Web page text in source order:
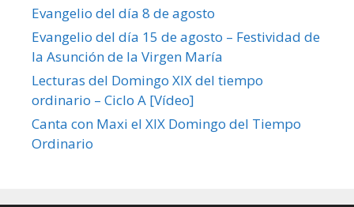
Evangelio del día 8 de agosto
Evangelio del día 15 de agosto – Festividad de
la Asunción de la Virgen María
Lecturas del Domingo XIX del tiempo
ordinario – Ciclo A [Vídeo]
Canta con Maxi el XIX Domingo del Tiempo
Ordinario